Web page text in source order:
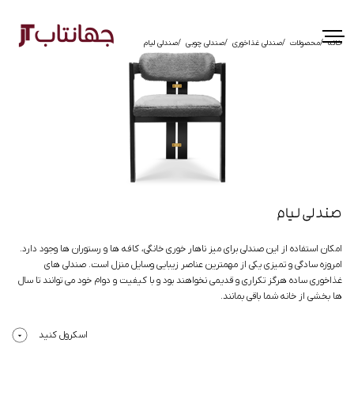
خانه محصولات صندلی غذاخوری صندلی چوبی صندلی لیام
صندلی لیام
امکان استفاده از این صندلی برای میز ناهار خوری خانگی، کافه ها و رستوران ها وجود دارد.
امروزه سادگی و تمیزی یکی از مهمترین عناصر زیبایی وسایل منزل است. صندلی های
غذاخوری ساده هرگز تکراری و قدیمی نخواهند بود و با کیفیت و دوام خود می توانند تا سال
ها بخشی از خانه شما باقی بمانند.
اسکرول کنید